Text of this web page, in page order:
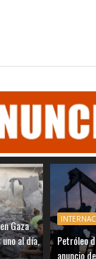
Gaza
al día,
Petróleo
anuncio